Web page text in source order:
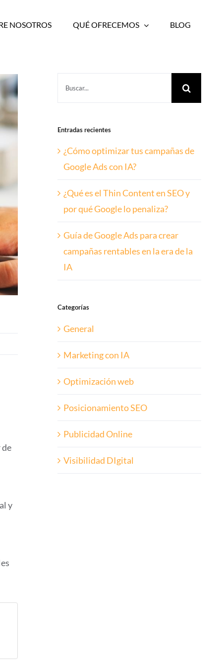
NOSOTROS QUÉ OFRECEMOS BLOG
de
y
Entradas recientes
¿Cómo optimizar tus campañas de
Google Ads con IA?
¿Qué es el Thin Content en SEO y
por qué Google lo penaliza?
Guía de Google Ads para crear
campañas rentables en la era de la
IA
Categorías
General
Marketing con IA
Optimización web
Posicionamiento SEO
Publicidad Online
Visibilidad DIgital